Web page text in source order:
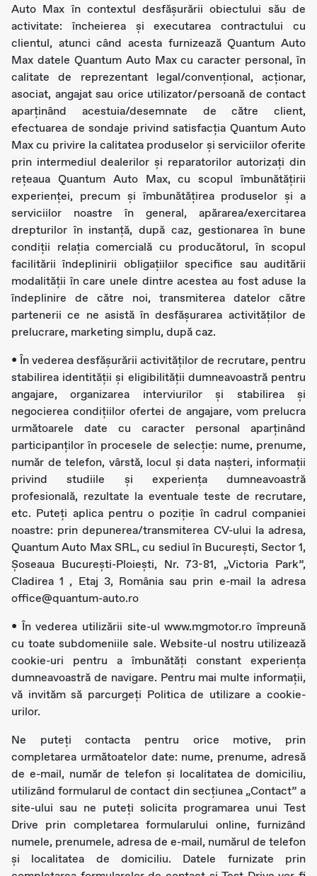
Auto Max în contextul desfășurării obiectului său de
activitate: încheierea și executarea contractului cu
clientul, atunci când acesta furnizează Quantum Auto
Max datele Quantum Auto Max cu caracter personal, în
calitate de reprezentant legal/convențional, acționar,
asociat, angajat sau orice utilizator/persoană de contact
aparținând acestuia/desemnate de către client,
efectuarea de sondaje privind satisfacția Quantum Auto
Max cu privire la calitatea produselor și serviciilor oferite
prin intermediul dealerilor şi reparatorilor autorizaţi din
rețeaua Quantum Auto Max, cu scopul îmbunătățirii
experienţei, precum şi îmbunătățirea produselor și a
serviciilor noastre în general, apărarea/exercitarea
drepturilor în instanță, după caz, gestionarea în bune
condiții relația comercială cu producătorul, în scopul
facilitării îndeplinirii obligațiilor specifice sau auditării
modalității în care unele dintre acestea au fost aduse la
îndeplinire de către noi, transmiterea datelor către
partenerii ce ne asistă în desfășurarea activităților de
prelucrare, marketing simplu, după caz.
• În vederea desfășurării activităților de recrutare, pentru
stabilirea identității și eligibilității dumneavoastră pentru
angajare, organizarea interviurilor și stabilirea și
negocierea condițiilor ofertei de angajare, vom prelucra
următoarele date cu caracter personal aparținând
participanţilor în procesele de selecţie: nume, prenume,
număr de telefon, vârstă, locul și data nașteri, informații
privind studiile și experiența dumneavoastră
profesională, rezultate la eventuale teste de recrutare,
etc. Puteți aplica pentru o poziție în cadrul companiei
noastre: prin depunerea/transmiterea CV-ului la adresa,
Quantum Auto Max SRL, cu sediul în Bucureşti, Sector 1,
Șoseaua București-Ploiești, Nr. 73-81, „Victoria Park”,
Cladirea 1 , Etaj 3, România sau prin e-mail la adresa
office@quantum-auto.ro
• În vederea utilizării site-ul www.mgmotor.ro împreună
cu toate subdomeniile sale. Website-ul nostru utilizează
cookie-uri pentru a îmbunătăți constant experiența
dumneavoastră de navigare. Pentru mai multe informații,
vă invităm să parcurgeți Politica de utilizare a cookie-
urilor.
Ne puteţi contacta pentru orice motive, prin
completarea următoatelor date: nume, prenume, adresă
de e-mail, număr de telefon și localitatea de domiciliu,
utilizând formularul de contact din secțiunea „Contact” a
site-ului sau ne puteţi solicita programarea unui Test
Drive prin completarea formularului online, furnizând
numele, prenumele, adresa de e-mail, numărul de telefon
și localitatea de domiciliu. Datele furnizate prin